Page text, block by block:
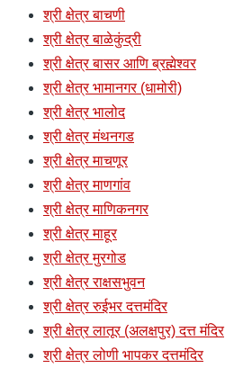
श्री क्षेत्र बाचणी
श्री क्षेत्र बाळेकुंद्री
श्री क्षेत्र बासर आणि ब्रह्मेश्वर
श्री क्षेत्र भामानगर (धामोरी)
श्री क्षेत्र भालोद
श्री क्षेत्र मंथनगड
श्री क्षेत्र माचणूर
श्री क्षेत्र माणगांव
श्री क्षेत्र माणिकनगर
श्री क्षेत्र माहूर
श्री क्षेत्र मुरगोड
श्री क्षेत्र राक्षसभुवन
श्री क्षेत्र रुईभर दत्तमंदिर
श्री क्षेत्र लातूर (अलक्षपुर) दत्त मंदिर
श्री क्षेत्र लोणी भापकर दत्तमंदिर